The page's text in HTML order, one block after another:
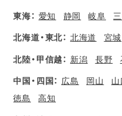
東海： 愛知 静岡 岐阜
北海道・東北： 北海道 宮城
北陸・甲信越： 新潟 長野
中国・四国： 広島 岡山 山
徳島
高知